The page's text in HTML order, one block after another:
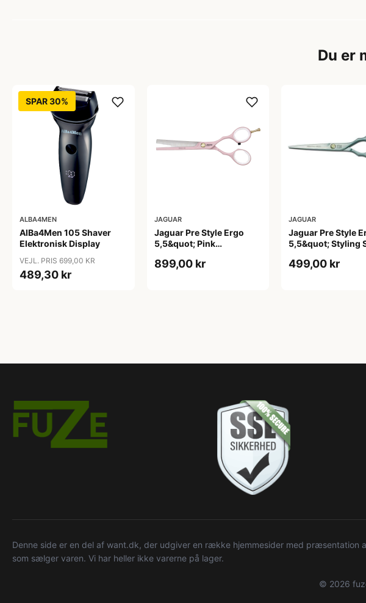
Du er
SPAR 30%
ALBA4MEN
AlBa4Men 105 Shaver
Elektronisk Display
VEJL. PRIS 699,00 KR
489,30 kr
JAGUAR
Jaguar Pre Style Ergo
5,5&quot; Pink
899,00 kr
JAGUAR
Jaguar Pre Style
5,5&quot; Styling
499,00 kr
Denne side er en del af want.dk, der udgiver en række hjemmesider med
som sælger varen. Vi har heller ikke varerne på lager.
© 2026